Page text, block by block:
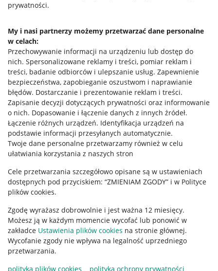
prywatności.
My i nasi partnerzy możemy przetwarzać dane personalne
w celach:
Przechowywanie informacji na urządzeniu lub dostęp do
nich. Spersonalizowane reklamy i treści, pomiar reklam i
treści, badanie odbiorców i ulepszanie usług. Zapewnienie
bezpieczeństwa, zapobieganie oszustwom i naprawianie
błędów. Dostarczanie i prezentowanie reklam i treści.
Zapisanie decyzji dotyczących prywatności oraz informowanie
o nich. Dopasowanie i łączenie danych z innych źródeł.
Łączenie różnych urządzeń. Identyfikacja urządzeń na
podstawie informacji przesyłanych automatycznie.
Twoje dane personalne przetwarzamy również w celu
ułatwiania korzystania z naszych stron
Cele przetwarzania szczegółowo opisane są w ustawieniach
dostępnych pod przyciskiem: “ZMIENIAM ZGODY” i w Polityce
plików cookies.
Zgodę wyrażasz dobrowolnie i jest ważna 12 miesięcy.
Możesz ją w każdym momencie wycofać lub ponowić w
zakładce Ustawienia plików cookies na stronie głównej.
Wycofanie zgody nie wpływa na legalność uprzedniego
przetwarzania.
polityka plików cookies
polityka ochrony prywatności
Jak to działa
Allegro Gadane dla sprzedających
Allegro Gadane dla kupujących
Mapa miejscowości
Informacje prawne
Regulamin
Polityka plików "cookies"
Ustawienia plików "cookies"
Udostępnianie lokalizacji
Informacje dla Aktu o Usługach Cyfrowych
Pobierz aplikację